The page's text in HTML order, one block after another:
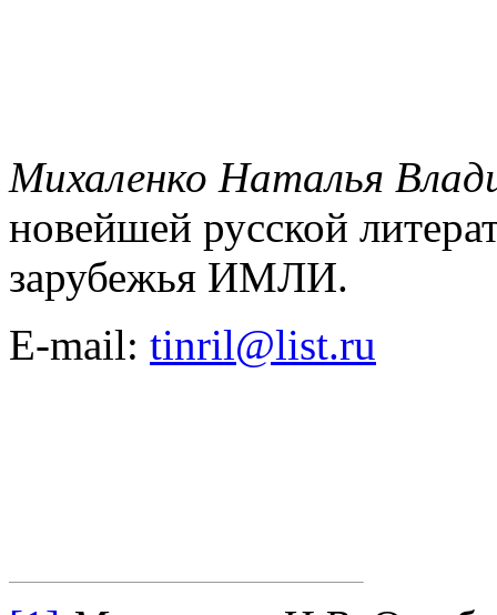
Михаленко Наталья
новейшей русской
зарубежья ИМЛИ.
E-mail: tinril@list.ru